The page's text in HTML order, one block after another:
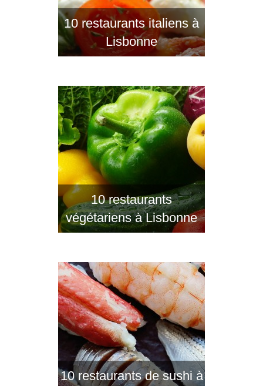
10 restaurants italiens à
Lisbonne
10 restaurants
végétariens à Lisbonne
10 restaurants de sushi à